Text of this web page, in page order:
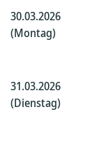
30.03.2026
(Montag)
31.03.2026
(Dienstag)